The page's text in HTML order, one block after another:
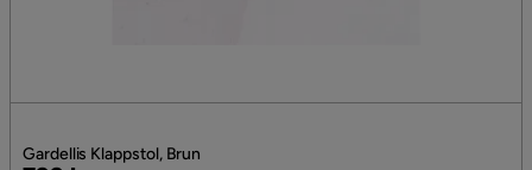
Gardellis Klappstol, Brun